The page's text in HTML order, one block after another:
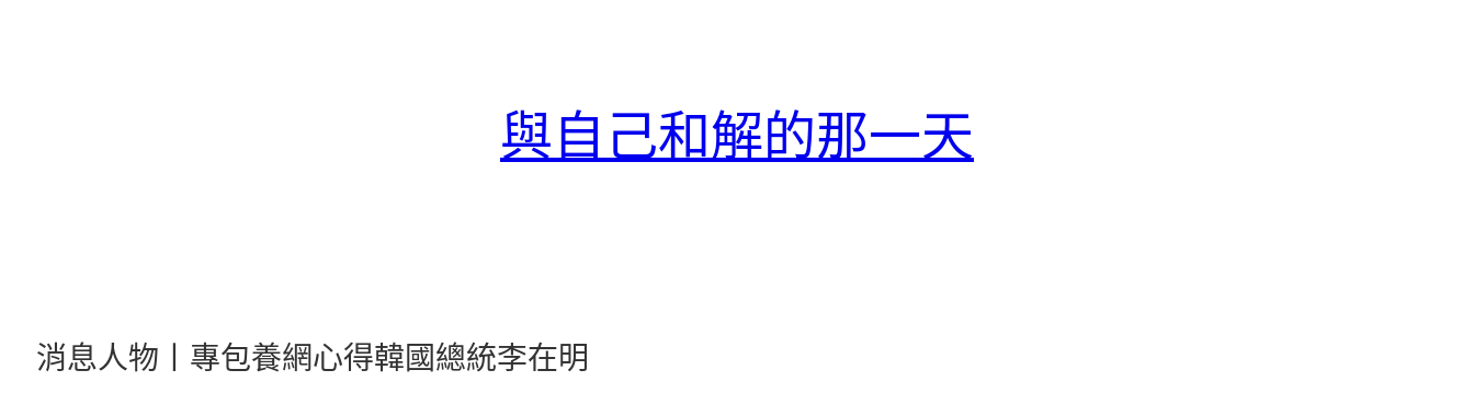
與自己和解的那一天
消息人物丨專包養網心得韓國總統李在明